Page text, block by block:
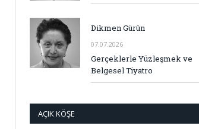
Dikmen Gürün
07.07.2026
Gerçeklerle Yüzleşmek ve
Belgesel Tiyatro
AÇIK KÖŞE